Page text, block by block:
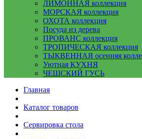
ЛИМОННАЯ коллекция
МОРСКАЯ коллекция
ОХОТА коллекция
Посуда из дерева
ПРОВАНС коллекция
ТРОПИЧЕСКАЯ коллекция
ТЫКВЕННАЯ осенняя
Уютная КУХНЯ
ЧЕШСКИЙ ГУСЬ
Главная
Каталог товаров
Сервировка стола